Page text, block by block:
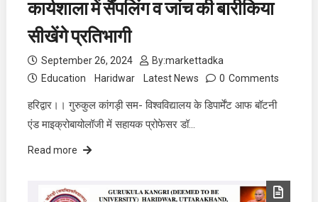
कार्यशाला में सैंपलिंग व जांच की बारीकिया
सीखेंगे प्रतिभागी
September 26, 2024 By:markettadka
Education
Haridwar Latest News 0 Comments
हरिद्वार।। गुरुकुल कांगड़ी सम- विश्वविद्यालय के डिपार्मेंट आफ बॉटनी
एंड माइक्रोबायोलॉजी में सहायक प्रोफेसर डॉ…
Read more